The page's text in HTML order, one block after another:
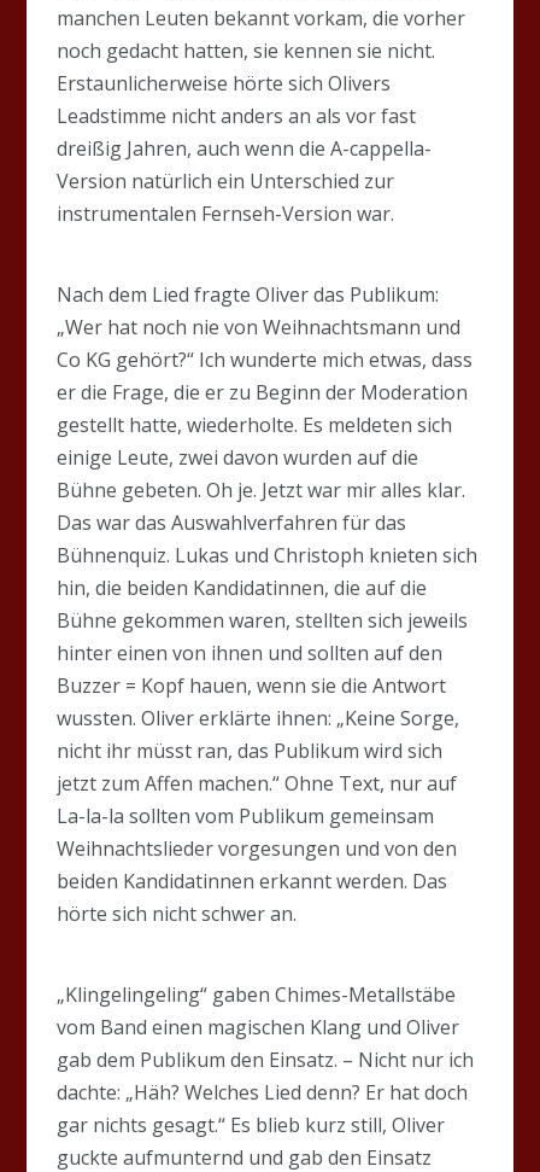
manchen Leuten bekannt vorkam, die vorher
noch gedacht hatten, sie kennen sie nicht.
Erstaunlicherweise hörte sich Olivers
Leadstimme nicht anders an als vor fast
dreißig Jahren, auch wenn die A-cappella-
Version natürlich ein Unterschied zur
instrumentalen Fernseh-Version war.
Nach dem Lied fragte Oliver das Publikum:
„Wer hat noch nie von Weihnachtsmann und
Co KG gehört?“ Ich wunderte mich etwas, dass
er die Frage, die er zu Beginn der Moderation
gestellt hatte, wiederholte. Es meldeten sich
einige Leute, zwei davon wurden auf die
Bühne gebeten. Oh je. Jetzt war mir alles klar.
Das war das Auswahlverfahren für das
Bühnenquiz. Lukas und Christoph knieten sich
hin, die beiden Kandidatinnen, die auf die
Bühne gekommen waren, stellten sich jeweils
hinter einen von ihnen und sollten auf den
Buzzer = Kopf hauen, wenn sie die Antwort
wussten. Oliver erklärte ihnen: „Keine Sorge,
nicht ihr müsst ran, das Publikum wird sich
jetzt zum Affen machen.“ Ohne Text, nur auf
La-la-la sollten vom Publikum gemeinsam
Weihnachtslieder vorgesungen und von den
beiden Kandidatinnen erkannt werden. Das
hörte sich nicht schwer an.
„Klingelingeling“ gaben Chimes-Metallstäbe
vom Band einen magischen Klang und Oliver
gab dem Publikum den Einsatz. – Nicht nur ich
dachte: „Häh? Welches Lied denn? Er hat doch
gar nichts gesagt.“ Es blieb kurz still, Oliver
guckte aufmunternd und gab den Einsatz